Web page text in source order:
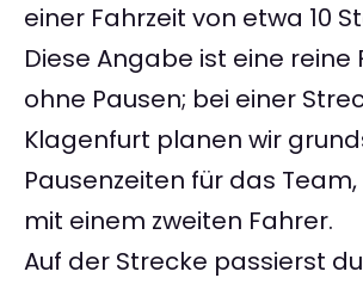
einer Fahrzeit von etwa 10
Diese Angabe ist eine reine
ohne Pausen; bei einer
Klagenfurt planen wir
Pausenzeiten für das
mit einem zweiten Fahrer.
Auf der Strecke passierst du